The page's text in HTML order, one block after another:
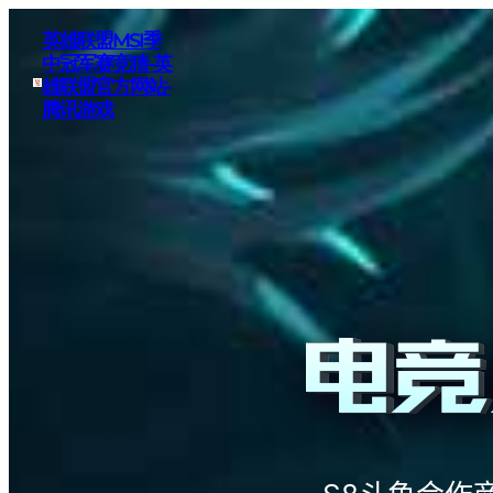
英雄联盟MSI季
中冠军赛竞猜-英
雄联盟官方网站-
腾讯游戏